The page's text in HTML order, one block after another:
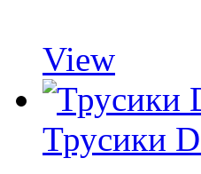
View
Трусики